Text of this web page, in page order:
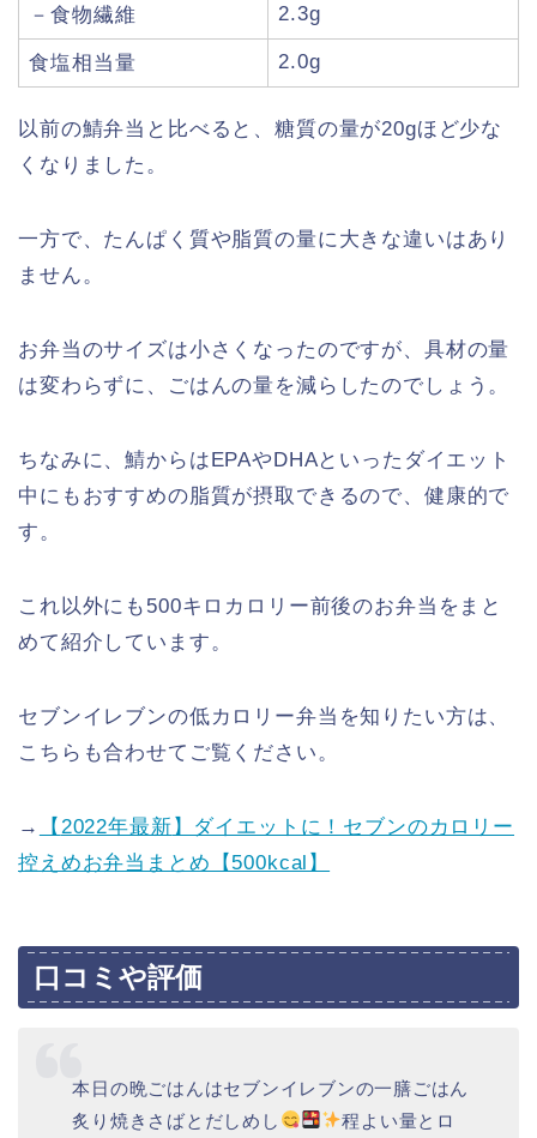
－食物繊維 2.3g
食塩相当量 2.0g
以前の鯖弁当と比べると、糖質の量が20gほど少な
くなりました。
一方で、たんぱく質や脂質の量に大きな違いはあり
ません。
お弁当のサイズは小さくなったのですが、具材の量
は変わらずに、ごはんの量を減らしたのでしょう。
ちなみに、鯖からはEPAやDHAといったダイエット
中にもおすすめの脂質が摂取できるので、健康的で
す。
これ以外にも500キロカロリー前後のお弁当をまと
めて紹介しています。
セブンイレブンの低カロリー弁当を知りたい方は、
こちらも合わせてご覧ください。
→ 【 2022年最新 】ダイエットに！セブンのカロリー
控えめお弁当まとめ【500kcal】
口コミや評価
本日の晩ごはんはセブンイレブンの一膳ごはん
炙り焼きさばとだしめし
程よい量とロ